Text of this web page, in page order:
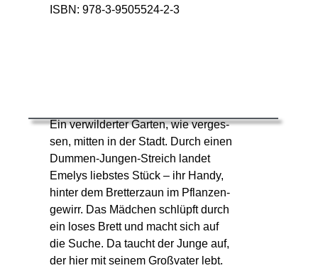
ISBN: 978-3-9505524-2-3
Ein verwilderter Garten, wie verges-
sen, mitten in der Stadt. Durch einen
Dummen-Jungen-Streich landet
Emelys liebstes Stück – ihr Handy,
hinter dem Bretterzaun im Pflanzen-
gewirr. Das Mädchen schlüpft durch
ein loses Brett und macht sich auf
die Suche. Da taucht der Junge auf,
der hier mit seinem Großvater lebt.